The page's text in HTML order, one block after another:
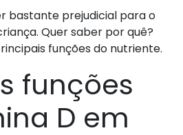
bastante prejudicial para o
Quer saber por quê?
funções do nutriente.
funções
D em